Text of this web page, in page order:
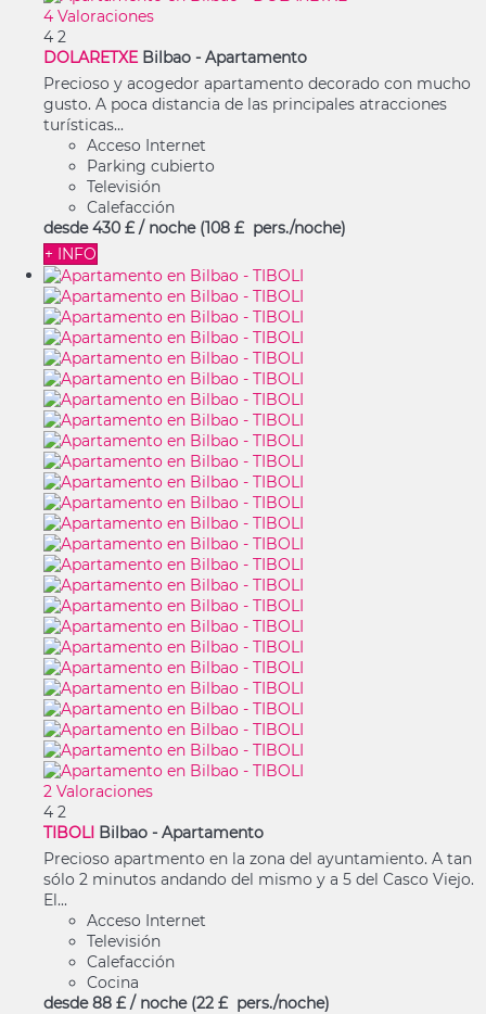
4 Valoraciones
4 2
DOLARETXE Bilbao - Apartamento
Precioso y acogedor apartamento decorado con mucho
gusto. A poca distancia de las principales atracciones
turísticas...
Acceso Internet
Parking cubierto
Televisión
Calefacción
desde 430 £ / noche (108 £ pers./noche)
+ INFO
2 Valoraciones
4 2
TIBOLI Bilbao - Apartamento
Precioso apartmento en la zona del ayuntamiento. A tan
sólo 2 minutos andando del mismo y a 5 del Casco Viejo.
El...
Acceso Internet
Televisión
Calefacción
Cocina
desde 88 £ / noche (22 £ pers./noche)